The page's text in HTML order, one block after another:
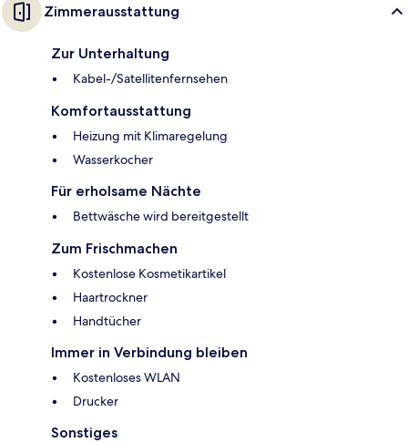
Zimmerausstattung
Zur Unterhaltung
Kabel-/Satellitenfernsehen
Komfortausstattung
Heizung mit Klimaregelung
Wasserkocher
Für erholsame Nächte
Bettwäsche wird bereitgestellt
Zum Frischmachen
Kostenlose Kosmetikartikel
Haartrockner
Handtücher
Immer in Verbindung bleiben
Kostenloses WLAN
Drucker
Sonstiges